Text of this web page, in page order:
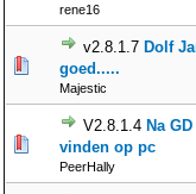
rene16
v2.8.1.7 Dolf
goed.....
Majestic
V2.8.1.4 Na
vinden op pc
PeerHally